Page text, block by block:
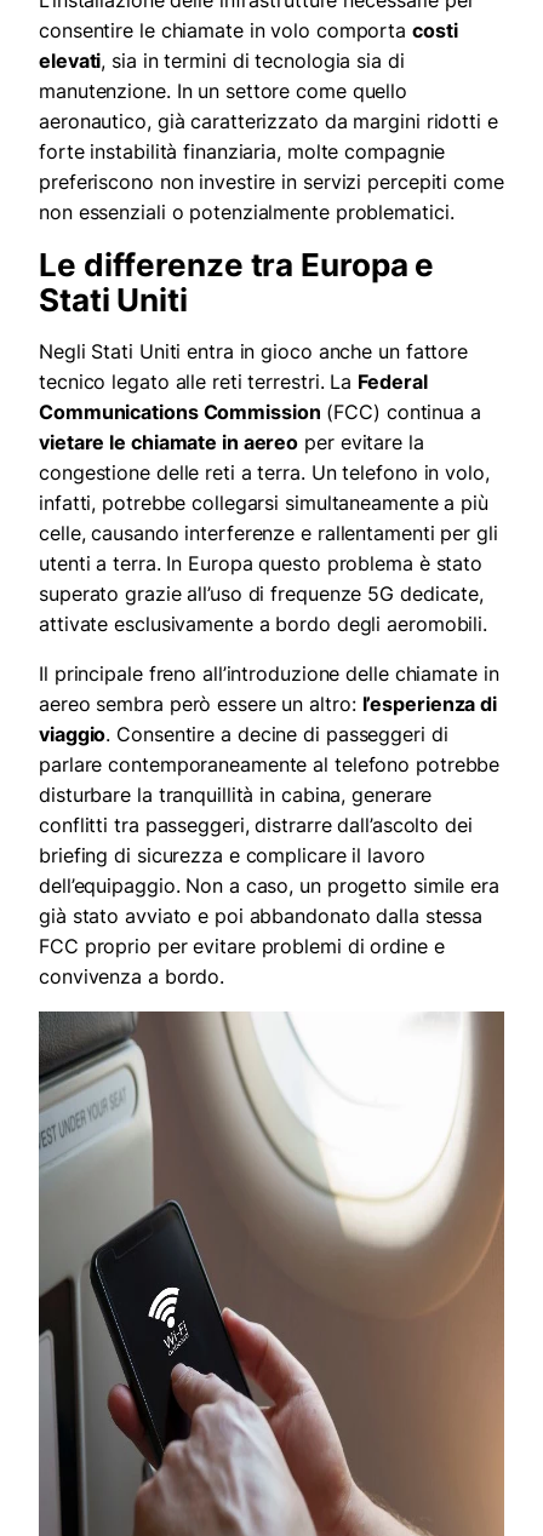
consentire le chiamate in volo comporta costi
elevati, sia in termini di tecnologia sia di
manutenzione. In un settore come quello
aeronautico, già caratterizzato da margini ridotti e
forte instabilità finanziaria, molte compagnie
preferiscono non investire in servizi percepiti come
non essenziali o potenzialmente problematici.
Le differenze tra Europa e
Stati Uniti
Negli Stati Uniti entra in gioco anche un fattore
tecnico legato alle reti terrestri. La Federal
Communications Commission (FCC) continua a
vietare le chiamate in aereo per evitare la
congestione delle reti a terra. Un telefono in volo,
infatti, potrebbe collegarsi simultaneamente a più
celle, causando interferenze e rallentamenti per gli
utenti a terra. In Europa questo problema è stato
superato grazie all’uso di frequenze 5G dedicate,
attivate esclusivamente a bordo degli aeromobili.
Il principale freno all’introduzione delle chiamate in
aereo sembra però essere un altro: l’esperienza di
viaggio. Consentire a decine di passeggeri di
parlare contemporaneamente al telefono potrebbe
disturbare la tranquillità in cabina, generare
conflitti tra passeggeri, distrarre dall’ascolto dei
briefing di sicurezza e complicare il lavoro
dell’equipaggio. Non a caso, un progetto simile era
già stato avviato e poi abbandonato dalla stessa
FCC proprio per evitare problemi di ordine e
convivenza a bordo.